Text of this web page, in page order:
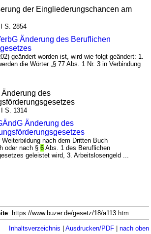
der Eingliederungschancen am
S. 2854
Änderung des Beruflichen
geändert worden ist, wird wie folgt geändert: 1.
die Wörter „§ 77 Abs. 1 Nr. 3 in Verbindung
des
S. 1314
Änderung des
Weiterbildung nach dem Dritten Buch
oder nach §6 Abs. 1 des Beruflichen
geleistet wird, 3. Arbeitslosengeld ...
: https://www.buzer.de/gesetz/18/a113.htm
Inhaltsverzeichnis | Ausdrucken/PDF| nach oben